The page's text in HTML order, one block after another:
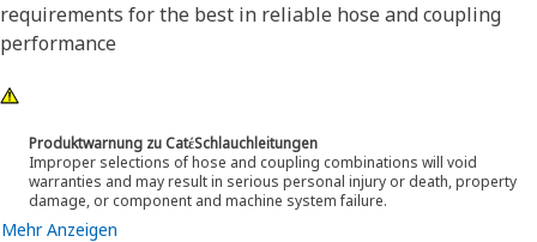
requirements for the best in reliable hose and coupling
performance
Produktwarnung zu CatέSchlauchleitungen
Improper selections of hose and coupling combinations will void
warranties and may result in serious personal injury or death, property
damage, or component and machine system failure.
Mehr Anzeigen